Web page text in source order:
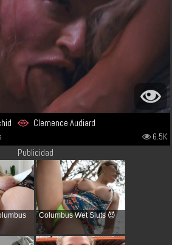
Clemence Audiard
6.5K
Publicidad
Columbus Wet Sluts 😈